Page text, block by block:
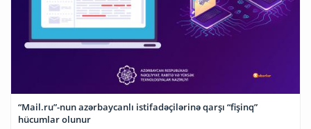
“Mail.ru”-nun azərbaycanlı istifadəçilərinə qarşı “fişinq”
hücumlar olunur